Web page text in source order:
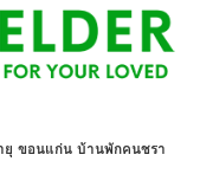
ยุ ขอนแก่น บ้านพักคนชรา